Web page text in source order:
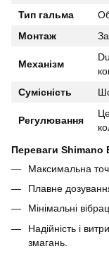
Тип гальма
Монтаж
Механізм
Сумісність
Регулювання
Переваги Shimano
Максимальна
Плавне
Мінімальні
Надійність і
змагань.